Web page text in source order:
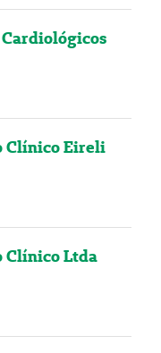
Clínico Eireli
Clínico Ltda